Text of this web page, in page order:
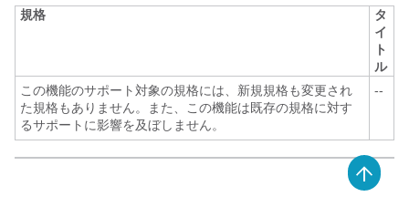
規格
タ
イ
ト
ル
この機能のサポート対象の規格には、新規規格も変更され
た規格もありません。また、この機能は既存の規格に対す
るサポートに影響を及ぼしません。
--